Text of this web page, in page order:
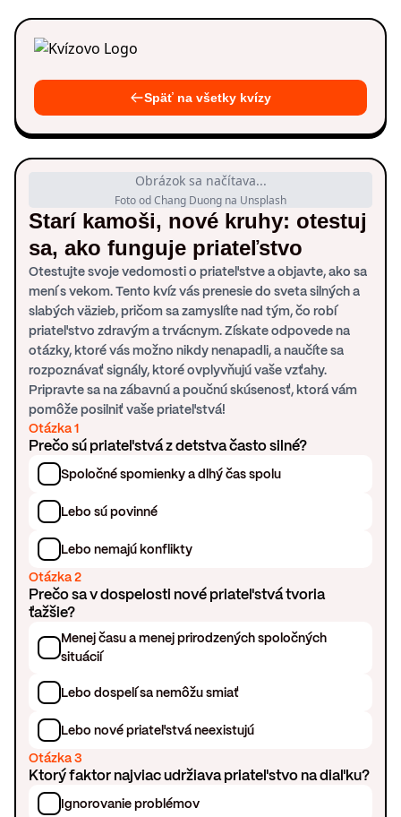
Späť na všetky kvízy
Obrázok sa načítava...
Foto od Chang Duong na Unsplash
Starí kamoši, nové kruhy: otestuj
sa, ako funguje priateľstvo
Otestujte svoje vedomosti o priateľstve a objavte, ako sa
mení s vekom. Tento kvíz vás prenesie do sveta silných a
slabých väzieb, pričom sa zamyslíte nad tým, čo robí
priateľstvo zdravým a trvácnym. Získate odpovede na
otázky, ktoré vás možno nikdy nenapadli, a naučíte sa
rozpoznávať signály, ktoré ovplyvňujú vaše vzťahy.
Pripravte sa na zábavnú a poučnú skúsenosť, ktorá vám
pomôže posilniť vaše priateľstvá!
Otázka 1
Prečo sú priateľstvá z detstva často silné?
Spoločné spomienky a dlhý čas spolu
Lebo sú povinné
Lebo nemajú konflikty
Otázka 2
Prečo sa v dospelosti nové priateľstvá tvoria
ťažšie?
Menej času a menej prirodzených spoločných
situácií
Lebo dospelí sa nemôžu smiať
Lebo nové priateľstvá neexistujú
Otázka 3
Ktorý faktor najviac udržiava priateľstvo na diaľku?
Ignorovanie problémov